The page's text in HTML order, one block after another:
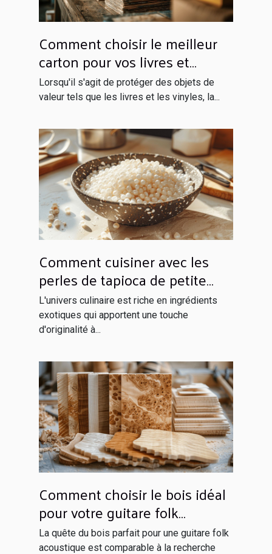
Comment choisir le meilleur
carton pour vos livres et
vinyles
Lorsqu'il s'agit de protéger des objets de
valeur tels que les livres et les vinyles, la...
Comment cuisiner avec les
perles de tapioca de petite
taille
L'univers culinaire est riche en ingrédients
exotiques qui apportent une touche
d'originalité à...
Comment choisir le bois idéal
pour votre guitare folk
acoustique
La quête du bois parfait pour une guitare folk
acoustique est comparable à la recherche